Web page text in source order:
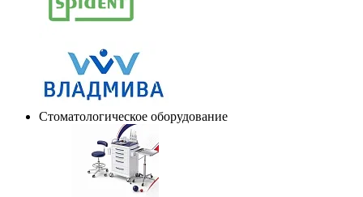
Стоматологическое оборудование